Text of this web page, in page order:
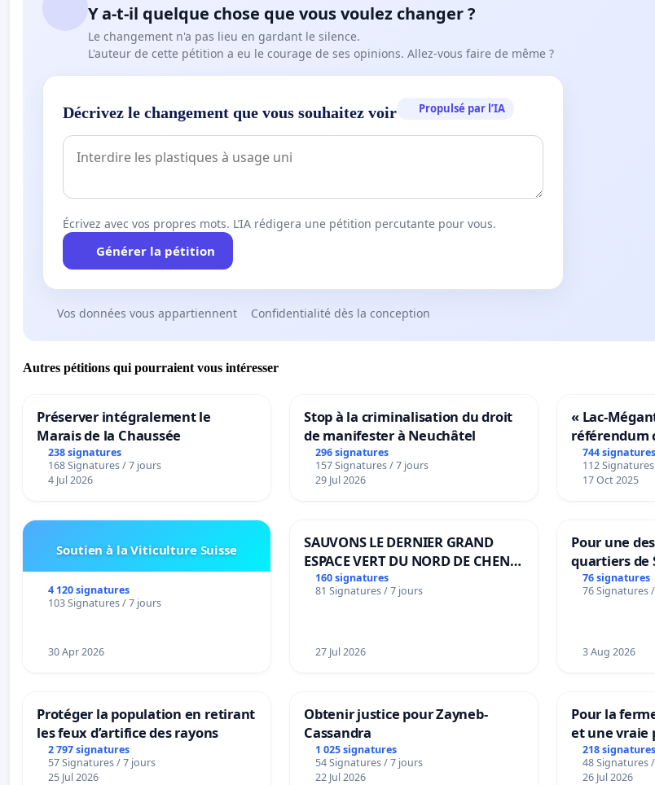
Y a-t-il quelque chose que vous voulez changer ?
Le changement n'a pas lieu en gardant le silence.
L'auteur de cette pétition a eu le courage de ses opinions. Allez-vous faire de même ?
Décrivez le changement que vous souhaitez voir Propulsé par l’IA
Écrivez avec vos propres mots. L’IA rédigera une pétition percutante pour vous.
Générer la pétition
Vos données vous appartiennent Confidentialité dès la conception
Autres pétitions qui pourraient vous intéresser
Préserver intégralement le
Marais de la Chaussée
238 signatures
168 Signatures / 7 jours
4 Jul 2026
Stop à la criminalisation du droit
de manifester à Neuchâtel
296 signatures
157 Signatures / 7 jours
29 Jul 2026
« Lac-
référendum
notre
744 signatures
112
17 Oct 2025
Soutien à la Viticulture Suisse
4 120 signatures
103 Signatures / 7 jours
30 Apr 2026
SAUVONS LE DERNIER GRAND
ESPACE VERT DU NORD DE CHENE-
BOUGERIES
160 signatures
81 Signatures / 7 jours
27 Jul 2026
Pour une
quartiers de
Beauval -
bediening
76 signatures
76 Signatures
3 Aug 2026
Protéger la population en retirant
les feux d’artifice des rayons
2 797 signatures
57 Signatures / 7 jours
25 Jul 2026
Obtenir justice pour Zayneb-
Cassandra
1 025 signatures
54 Signatures / 7 jours
22 Jul 2026
Pour la
et une vraie
la
218 signatures
48 Signatures
26 Jul 2026